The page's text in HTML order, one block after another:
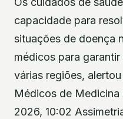
capacidade para
situações de doença
médicos para
várias regiões,
Médicos de Medicina
2026, 10:02